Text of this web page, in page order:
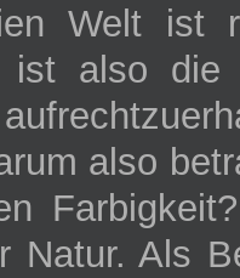
Welt ist
ist also die
also
Natur. Als